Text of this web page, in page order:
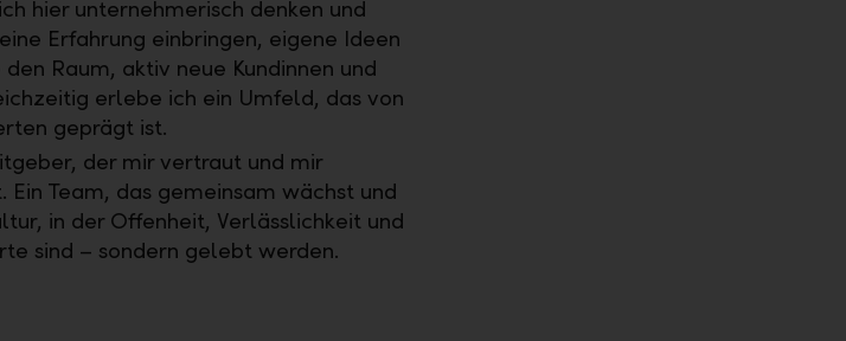
ich hier unternehmerisch denken und
Erfahrung einbringen, eigene Ideen
Raum, aktiv neue Kundinnen und
erlebe ich ein Umfeld, das von
geprägt ist.
der mir vertraut und mir
Team, das gemeinsam wächst und
in der Offenheit, Verlässlichkeit und
sind – sondern gelebt werden.